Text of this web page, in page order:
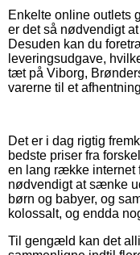
Enkelte online outlets
er det så nødvendigt
Desuden kan du
leveringsudgave,
tæt på Viborg,
varerne til et
Det er i dag rigtig
bedste priser fra
en lang række internet
nødvendigt at sænke
børn og babyer, og
kolossalt, og endda
Til gengæld kan det